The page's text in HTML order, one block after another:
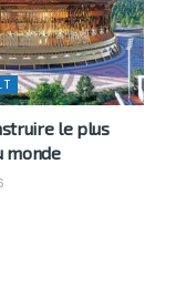
le plus
monde